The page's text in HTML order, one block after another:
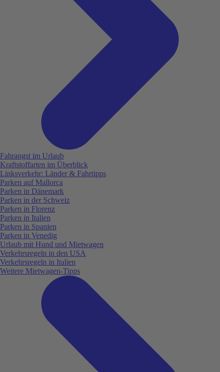
Fahrangst im Urlaub
Kraftstoffarten im Überblick
Linksverkehr: Länder & Fahrtipps
Parken auf Mallorca
Parken in Dänemark
Parken in der Schweiz
Parken in Florenz
Parken in Italien
Parken in Spanien
Parken in Venedig
Urlaub mit Hund und Mietwagen
Verkehrsregeln in den USA
Verkehrsregeln in Italien
Weitere Mietwagen-Tipps